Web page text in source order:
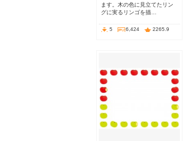
ます。木の色に見立てたリン
グに実るリンゴを描…
5 6,424 2265.9